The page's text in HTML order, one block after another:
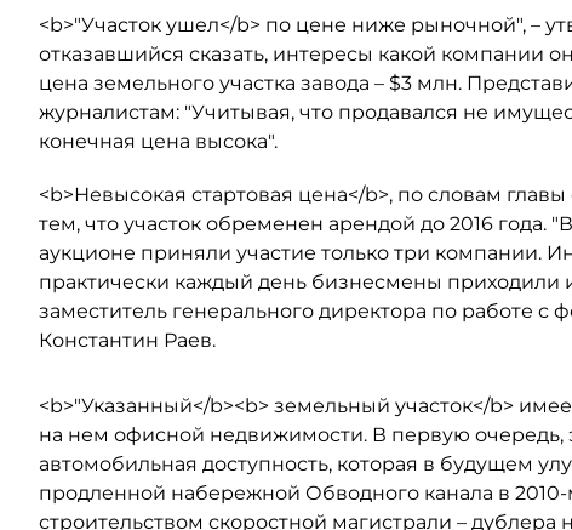
<b>"Участок ушел</b> по цене ниже рыночной", –
отказавшийся сказать, интересы какой компании
цена земельного участка завода – $3 млн.
журналистам: "Учитывая, что продавался не
конечная цена высока".
<b>Невысокая стартовая цена</b>, по словам
тем, что участок обременен арендой до 2016 года.
аукционе приняли участие только три компании.
практически каждый день бизнесмены приходили
заместитель генерального директора по работе
Константин Раев.
<b>"Указанный</b><b> земельный участок</b>
на нем офисной недвижимости. В первую очередь,
автомобильная доступность, которая в будущем
продленной набережной Обводного канала в
строительством скоростной магистрали –